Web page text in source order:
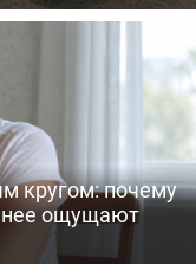
кругом: почему
ощущают